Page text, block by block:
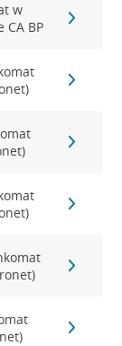
w
CA BP